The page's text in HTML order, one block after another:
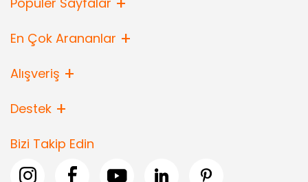
En Çok Arananlar
Alışveriş
Destek
Bizi Takip Edin